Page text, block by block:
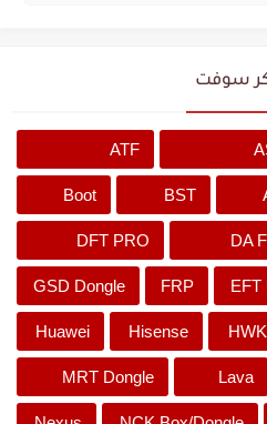
سوفت
ATF
BST
Boot
DA
DFT PRO
EFT
FRP
GSD Dongle
Hisense
Huawei
Lava
MRT Dongle